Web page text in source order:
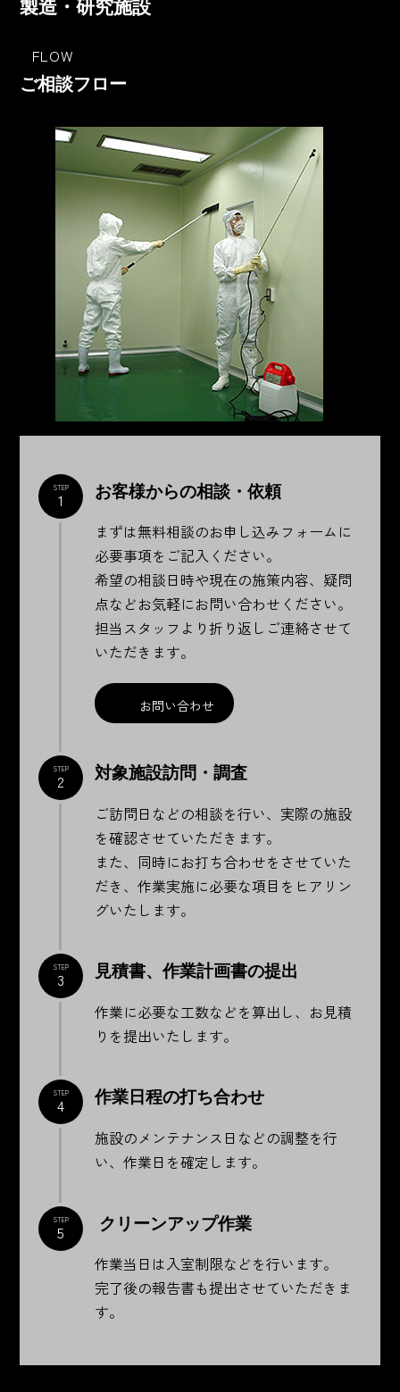
製造・研究施設
FLOW
ご相談フロー
お客様からの相談・依頼
まずは無料相談のお申し込みフォームに
必要事項をご記入ください。
希望の相談日時や現在の施策内容、疑問
点などお気軽にお問い合わせください。
担当スタッフより折り返しご連絡させて
いただきます。
お問い合わせ
STEP
1
対象施設訪問・調査
ご訪問日などの相談を行い、実際の施設
を確認させていただきます。
また、同時にお打ち合わせをさせていた
だき、作業実施に必要な項目をヒアリン
グいたします。
STEP
2
見積書、作業計画書の提出
作業に必要な工数などを算出し、お見積
りを提出いたします。
STEP
3
作業日程の打ち合わせ
施設のメンテナンス日などの調整を行
い、作業日を確定します。
STEP
4
クリーンアップ作業
作業当日は入室制限などを行います。
完了後の報告書も提出させていただきま
す。
STEP
5